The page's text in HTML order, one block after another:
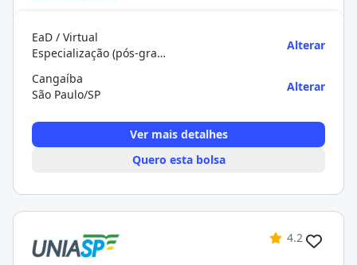
EaD / Virtual
Especialização (pós-graduação)
Alterar
Cangaíba
São Paulo/SP
Alterar
Ver mais detalhes
Quero esta bolsa
4.2